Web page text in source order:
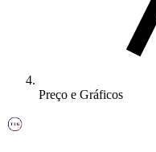
Preço e Gráficos